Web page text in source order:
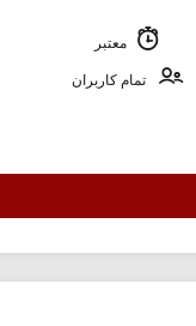
معتبر
تمام کاربران